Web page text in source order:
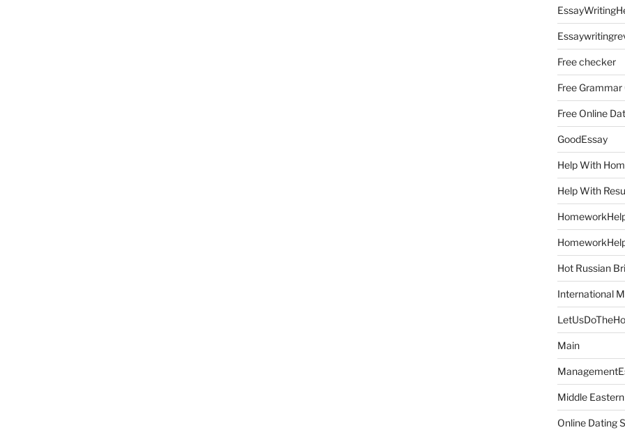
Free checker
Free
Free Online
GoodEssay
Help With
Help With
Hot Russian
International
Main
Middle
Online Dating